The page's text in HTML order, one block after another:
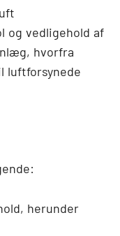
og vedligehold af
hvorfra
luftforsynede
herunder